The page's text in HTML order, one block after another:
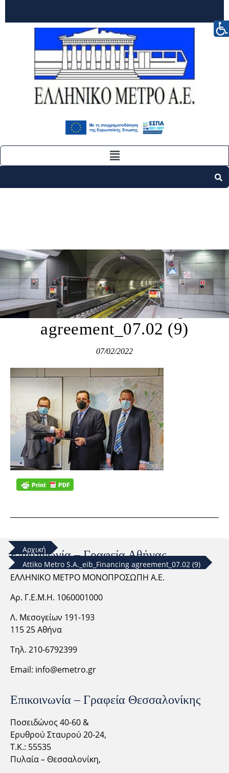
Αρχική
Attiko Metro S.A._eib_Financing agreement_07.02 (9)
Attiko Metro
S.A._eib_Financing
agreement_07.02 (9)
07/02/2022
Επικοινωνία – Γραφεία Αθήνας
ΕΛΛΗΝΙΚΟ ΜΕΤΡΟ ΜΟΝΟΠΡΟΣΩΠΗ Α.Ε.
Αρ. Γ.Ε.Μ.Η. 1060001000
Λ. Μεσογείων 191-193
115 25 Αθήνα
Τηλ. 210-6792399
Email: info@emetro.gr
Επικοινωνία – Γραφεία Θεσσαλονίκης
Ποσειδώνος 40-60 &
Ερυθρού Σταυρού 20-24,
Τ.Κ.: 55535
Πυλαία – Θεσσαλονίκη,